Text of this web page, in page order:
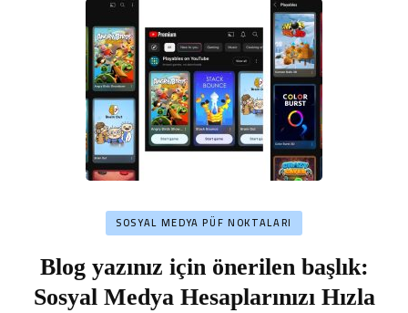
SOSYAL MEDYA PÜF NOKTALARI
Blog yazınız için önerilen başlık:
Sosyal Medya Hesaplarınızı Hızla